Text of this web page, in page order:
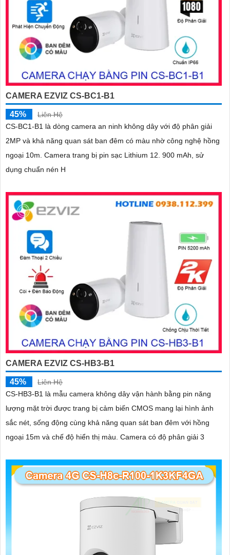
CAMERA EZVIZ CS-BC1-B1
45%
Liên Hệ
CS-BC1-B1 là dòng camera an ninh không dây với độ phân giải
2MP và khả năng quan sát ban đêm có màu nhờ công nghệ hồng
ngoại 10m. Camera trang bị pin sạc Lithium 12. 900 mAh, sử
dụng chuẩn nén H
CAMERA EZVIZ CS-HB3-B1
45%
Liên Hệ
CS-HB3-B1 là mẫu camera không dây vận hành bằng pin năng
lượng mặt trời được trang bị cảm biến CMOS mang lại hình ảnh
sắc nét, sống động cùng khả năng quan sát ban đêm với hồng
ngoại 15m và chế độ hiển thị màu. Camera có độ phân giải 3